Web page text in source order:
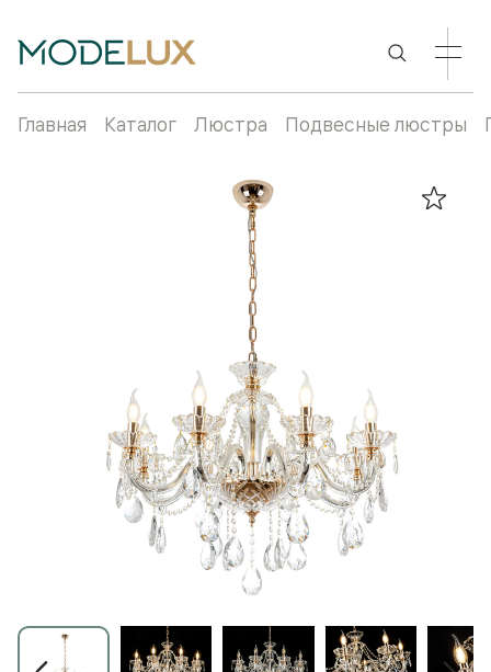
Главная Каталог Люстра Подвесные люстры